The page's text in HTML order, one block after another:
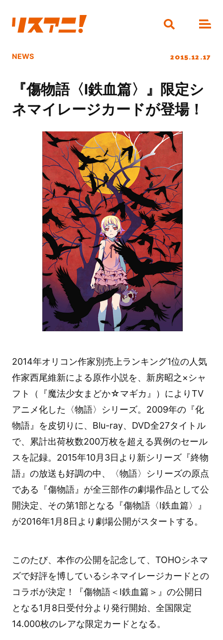
NEWS 2015.12.17
『傷物語〈Ⅰ鉄血篇〉』限定シ
ネマイレージカードが登場！
2014年オリコン作家別売上ランキング1位の人気
作家西尾維新による原作小説を、新房昭之×シャ
フト（『魔法少女まどか☆マギカ』）によりTV
アニメ化した〈物語〉シリーズ。2009年の『化
物語』を皮切りに、Blu-ray、DVD全27タイトル
で、累計出荷枚数200万枚を超える異例のセール
スを記録。2015年10月3日より新シリーズ『終物
語』の放送も好調の中、〈物語〉シリーズの原点
である『傷物語』が全三部作の劇場作品として公
開決定、その第1部となる『傷物語〈Ⅰ鉄血篇〉』
が2016年1月8日より劇場公開がスタートする。
このたび、本作の公開を記念して、TOHOシネマ
ズで好評を博しているシネマイレージカードとの
コラボが決定！『傷物語＜Ⅰ鉄血篇＞』の公開日
となる1月8日受付分より発行開始、全国限定
14.000枚のレアな限定カードとなる。